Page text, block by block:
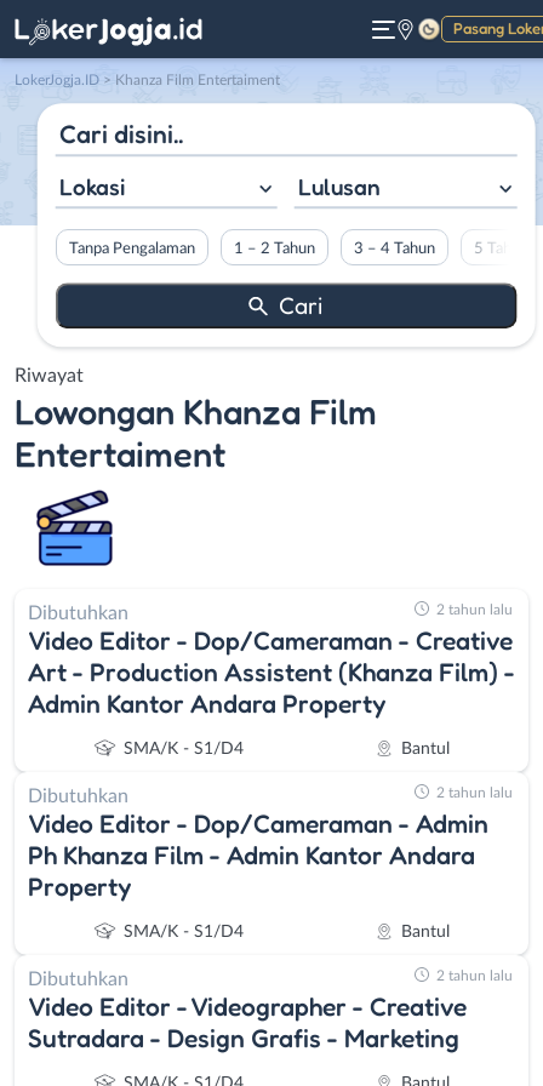
Pasang
Gelap
LokerJogja.ID > Khanza Film Entertaiment
Lokasi Lulusan
Tanpa Pengalaman 1 – 2 Tahun 3 – 4 Tahun 5 Tahun
Riwayat
Lowongan Khanza Film
Entertaiment
Dibutuhkan
Video Editor - Dop/Cameraman - Creative
Art - Production Assistent (Khanza Film) -
Admin Kantor Andara Property
SMA/K - S1/D4 Bantul
2 tahun lalu
Dibutuhkan
Video Editor - Dop/Cameraman - Admin
Ph Khanza Film - Admin Kantor Andara
Property
SMA/K - S1/D4 Bantul
2 tahun lalu
Dibutuhkan
Video Editor - Videographer - Creative
Sutradara - Design Grafis - Marketing
2 tahun lalu